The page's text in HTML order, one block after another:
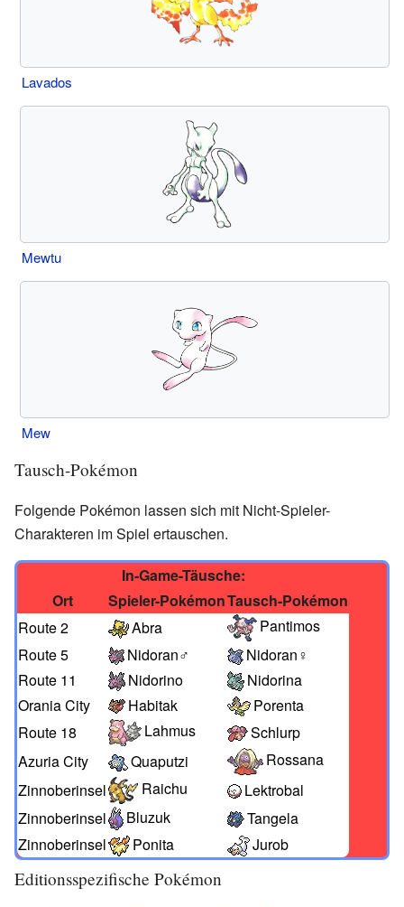
Lavados
Mewtu
Mew
Tausch-Pokémon
Folgende Pokémon lassen sich mit Nicht-Spieler-
Charakteren im Spiel ertauschen.
In-Game-Täusche:
Ort
Spieler-PokémonTausch-Pokémon
Route 2
Abra
Pantimos
Route 5
Nidoran♂
Nidoran♀
Route 11
Nidorino
Nidorina
Orania City
Habitak
Porenta
Route 18
Lahmus
Schlurp
Azuria City
Quaputzi
Rossana
Zinnoberinsel
Raichu
Lektrobal
Zinnoberinsel
Bluzuk
Tangela
Zinnoberinsel
Ponita Jurob
Editionsspezifische Pokémon